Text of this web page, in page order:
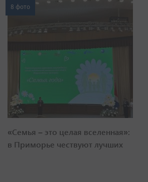
8 фото
«Семья – это целая вселенная»:
в Приморье чествуют лучших